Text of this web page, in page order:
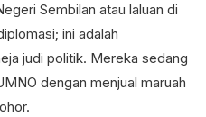
Sembilan atau laluan di
ini adalah
judi politik. Mereka sedang
dengan menjual maruah